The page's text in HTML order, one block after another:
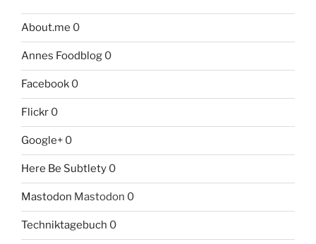
About.me 0
Annes Foodblog 0
Facebook 0
Flickr 0
Google+ 0
Here Be Subtlety 0
Mastodon Mastodon 0
Techniktagebuch 0